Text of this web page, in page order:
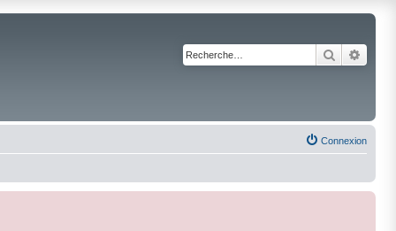
Rechercher
Connexion